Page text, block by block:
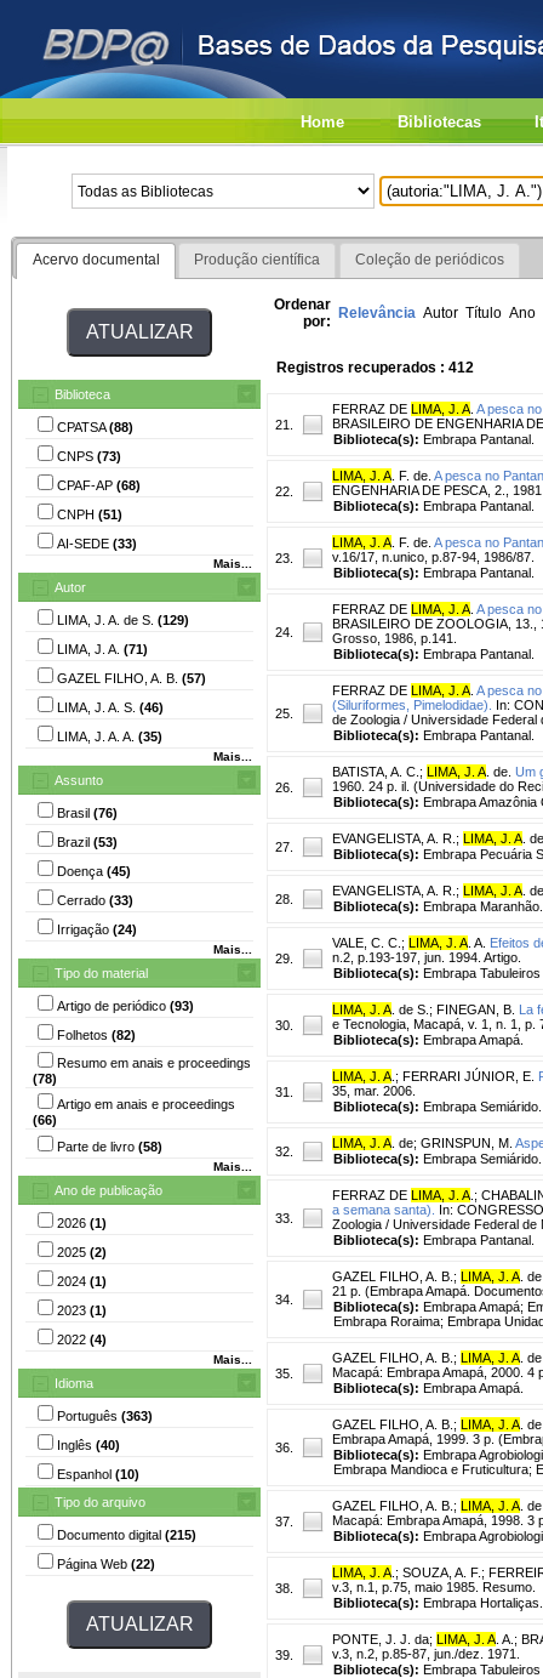
Home Bibliotecas
Acervo documental Produção científica Coleção de periódicos
Biblioteca
CPATSA(88)
CNPS (73)
CPAF-AP (68)
CNPH (51)
AI-SEDE (33)
Mais...
Autor
LIMA, J. A. de S. (129)
LIMA, J. A. (71)
GAZEL FILHO, A. B. (57)
LIMA, J. A. S. (46)
LIMA, J. A. A. (35)
Mais...
Assunto
Brasil (76)
Brazil (53)
Doença (45)
Cerrado (33)
Irrigação (24)
Mais...
Tipo do material
Artigo de periódico (93)
Folhetos (82)
Resumo em anais e proceedings
(78)
Artigo em anais e proceedings
(66)
Parte de livro (58)
Mais...
Ano de publicação
2026 (1)
2025 (2)
2024 (1)
2023 (1)
2022 (4)
Mais...
Idioma
Português (363)
Inglês (40)
Espanhol (10)
Tipo do arquivo
Documento digital (215)
Página Web (22)
Ordenar
por: Relevância Autor Título Ano
Registros recuperados : 412
21.
FERRAZ DE LIMA, J. A A pesca
BRASILEIRO DE ENGENHARIA
Biblioteca(s): Embrapa Pantanal.
22.
LIMA, J. A . F. de. A pesca no
ENGENHARIA DE PESCA, 2.,
Biblioteca(s): Embrapa Pantanal.
23.
LIMA, J. A . F. de. A pesca no
v.16/17, n.unico, p.87-94, 1986/87.
Biblioteca(s): Embrapa Pantanal.
24.
FERRAZ DE LIMA, J. A A pesca
BRASILEIRO DE ZOOLOGIA, 13.,
Grosso, 1986, p.141.
Biblioteca(s): Embrapa Pantanal.
25.
FERRAZ DE LIMA, J. A A pesca
(Siluriformes, Pimelodidae).
In:
de Zoologia / Universidade
Biblioteca(s): Embrapa Pantanal.
26.
BATISTA, A. C. ; LIMA, J. A . de. Um
1960. 24 p. il. (Universidade do
Biblioteca(s): Embrapa Amazônia
27.
EVANGELISTA, A. R. ; LIMA, J. A .
Biblioteca(s): Embrapa Pecuária
28.
EVANGELISTA, A. R. ; LIMA, J. A .
Biblioteca(s): Embrapa Maranhão.
29.
VALE, C. C. ; LIMA, J. A . A. Efeitos
n.2, p.193-197, jun. 1994. Artigo.
Biblioteca(s): Embrapa
30.
LIMA, J. A . de S. ; FINEGAN, B. La
e Tecnologia, Macapá, v. 1, n. 1,
Biblioteca(s): Embrapa Amapá.
31.
LIMA, J. A ; FERRARI JÚNIOR, E.
35, mar. 2006.
Biblioteca(s): Embrapa Semiárido.
32.
LIMA, J. A . de; GRINSPUN, M.
Biblioteca(s): Embrapa Semiárido.
33.
FERRAZ DE LIMA, J. A ;
a semana santa).
In:
Zoologia / Universidade Federal
Biblioteca(s): Embrapa Pantanal.
34.
GAZEL FILHO, A. B. ; LIMA, J. A .
21 p. (Embrapa Amapá.
Biblioteca(s): Embrapa Amapá;
Embrapa Roraima; Embrapa
35.
GAZEL FILHO, A. B. ; LIMA, J. A .
Macapá: Embrapa Amapá, 2000.
Biblioteca(s): Embrapa Amapá.
36.
GAZEL FILHO, A. B. ; LIMA, J. A .
Embrapa Amapá, 1999. 3 p.
Biblioteca(s): Embrapa
Embrapa Mandioca e Fruticultura;
37.
GAZEL FILHO, A. B. ; LIMA, J. A .
Macapá: Embrapa Amapá, 1998.
Biblioteca(s): Embrapa
38.
LIMA, J. A ; SOUZA, A. F. ;
v.3, n.1, p.75, maio 1985. Resumo.
Biblioteca(s): Embrapa Hortaliças.
39.
PONTE, J. J. da; LIMA, J. A . A. ;
v.3, n.2, p.85-87, jun./dez. 1971.
Biblioteca(s): Embrapa